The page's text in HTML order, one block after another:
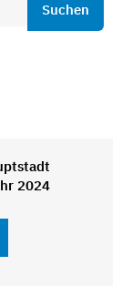
Suchen
2024